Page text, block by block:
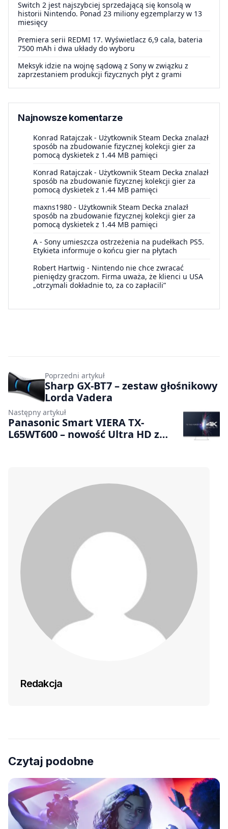
Switch 2 jest najszybciej sprzedającą się konsolą w
historii Nintendo. Ponad 23 miliony egzemplarzy w 13
miesięcy
Premiera serii REDMI 17. Wyświetlacz 6,9 cala, bateria
7500 mAh i dwa układy do wyboru
Meksyk idzie na wojnę sądową z Sony w związku z
zaprzestaniem produkcji fizycznych płyt z grami
Najnowsze komentarze
Konrad Ratajczak - Użytkownik Steam Decka znalazł
sposób na zbudowanie fizycznej kolekcji gier za
pomocą dyskietek z 1.44 MB pamięci
Konrad Ratajczak - Użytkownik Steam Decka znalazł
sposób na zbudowanie fizycznej kolekcji gier za
pomocą dyskietek z 1.44 MB pamięci
maxns1980 - Użytkownik Steam Decka znalazł
sposób na zbudowanie fizycznej kolekcji gier za
pomocą dyskietek z 1.44 MB pamięci
A - Sony umieszcza ostrzeżenia na pudełkach PS5.
Etykieta informuje o końcu gier na płytach
Robert Hartwig - Nintendo nie chce zwracać
pieniędzy graczom. Firma uważa, że klienci u USA
„otrzymali dokładnie to, za co zapłacili”
Poprzedni artykuł
Sharp GX-BT7 – zestaw głośnikowy
Lorda Vadera
Następny artykuł
Panasonic Smart VIERA TX-
L65WT600 – nowość Ultra HD z
Redakcja
Czytaj podobne